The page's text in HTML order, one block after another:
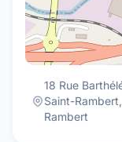
18 Rue
Saint-
Rambert